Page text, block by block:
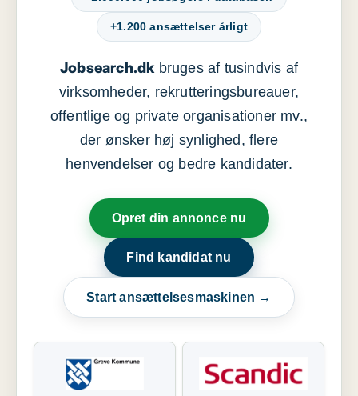
+1.200 ansættelser årligt
Jobsearch.dkbruges af tusindvis af
virksomheder, rekrutteringsbureauer,
offentlige og private organisationer mv.,
der ønsker høj synlighed, flere
henvendelser og bedre kandidater.
Opret din annonce nu
Find kandidat nu
Start ansættelsesmaskinen →